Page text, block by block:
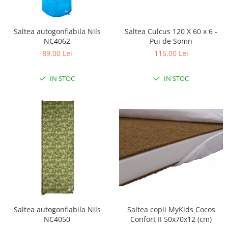
Scaune auto copii
Patuturi copii
Patuturi lemn pana la 120 x 60 cm
Patuturi lemn 160 x 80 cm
Patuturi pliabile si tarcuri de joaca
Saltele patut copii
Saltele mici
Saltele de la 120 x 60 cm
Saltele de la 140 x 70 cm
Saltele 127 x 63 cm
Saltele de la 160 x 80 cm
Lenjerii patut 120 x 60 cm
Saltea autogonflabila Nils
NC4062
89,00 Lei
IN STOC
Saltea Culcus 120 X 60 x 6 -
Pui de Somn
115,00 Lei
IN STOC
Saltea autogonflabila Nils
NC4050
Saltea copii MyKids Cocos
Confort II 50x70x12 (cm)